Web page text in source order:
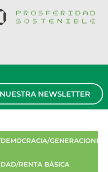
NEWSLETTER
GENERACIONES
RENTA BÁSICA